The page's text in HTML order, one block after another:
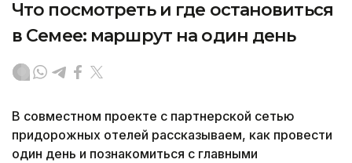
Что посмотреть и где остановиться
в Семее: маршрут на один день
В совместном проекте с партнерской сетью
придорожных отелей рассказываем, как провести
один день и познакомиться с главными